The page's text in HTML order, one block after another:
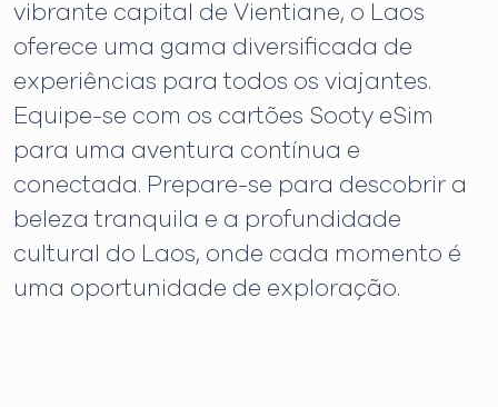
vibrante capital de Vientiane, o Laos
oferece uma gama diversificada de
experiências para todos os viajantes.
Equipe-se com os cartões Sooty eSim
para uma aventura contínua e
conectada. Prepare-se para descobrir a
beleza tranquila e a profundidade
cultural do Laos, onde cada momento é
uma oportunidade de exploração.